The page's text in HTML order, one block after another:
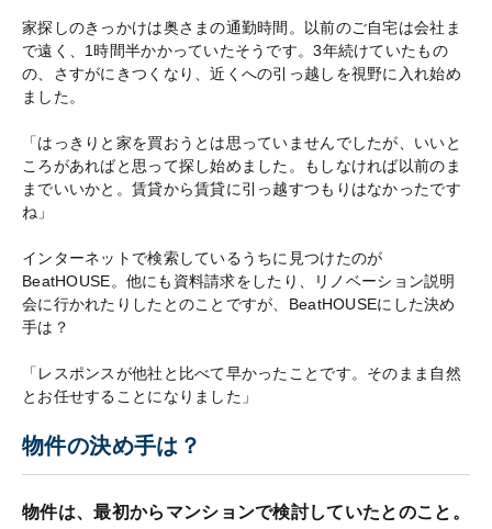
家探しのきっかけは奥さまの通勤時間。以前のご自宅は会社ま
で遠く、1時間半かかっていたそうです。3年続けていたもの
の、さすがにきつくなり、近くへの引っ越しを視野に入れ始め
ました。
「はっきりと家を買おうとは思っていませんでしたが、いいと
ころがあればと思って探し始めました。もしなければ以前のま
までいいかと。賃貸から賃貸に引っ越すつもりはなかったです
ね」
インターネットで検索しているうちに見つけたのが
BeatHOUSE。他にも資料請求をしたり、リノベーション説明
会に行かれたりしたとのことですが、BeatHOUSEにした決め
手は？
「レスポンスが他社と比べて早かったことです。そのまま自然
とお任せすることになりました」
物件の決め手は？
物件は、最初からマンションで検討していたとのこと。